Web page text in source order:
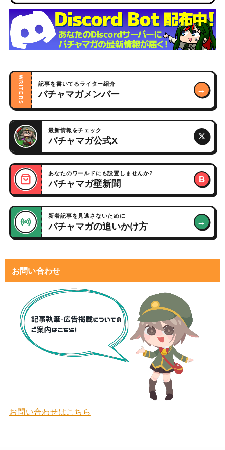
WRITERS 記事を書いてるライター紹介
バチャマガメンバー →
最新情報をチェック
バチャマガ公式X
あなたのワールドにも設置しませんか?
バチャマガ壁新聞 B
新着記事を見逃さないために
バチャマガの追いかけ方 →
お問い合わせ
お問い合わせはこちら